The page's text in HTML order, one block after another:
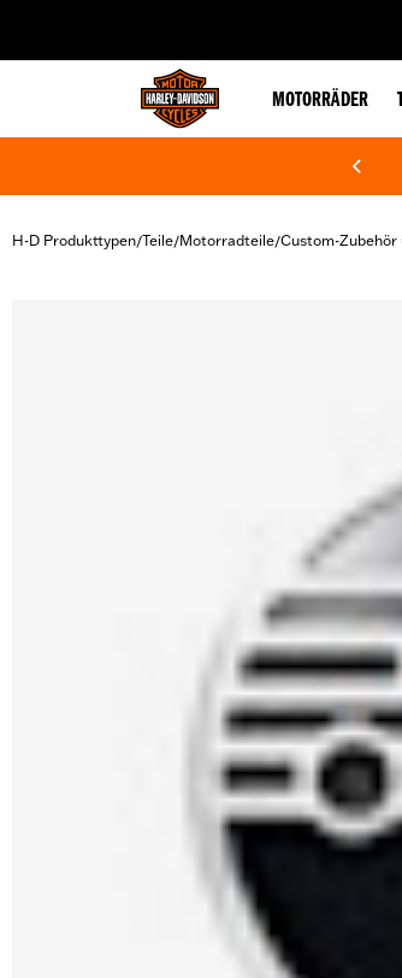
MOTORRÄDER
H-D Produkttypen/Teile/Motorradteile/Custom-Zubehör